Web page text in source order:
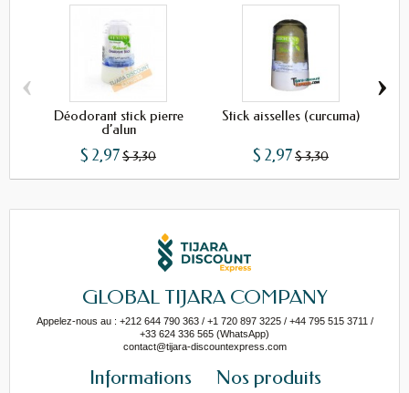
Déodorant stick pierre
d’alun
$ 2,97$ 3,30
Stick aisselles (curcuma)
$ 2,97$ 3,30
‹ ›
GLOBAL TIJARA COMPANY
Appelez-nous au : +212 644 790 363 / +1 720 897 3225 / +44 795 515 3711 /
+33 624 336 565 (WhatsApp)
contact@tijara-discountexpress.com
Informations Nos produits